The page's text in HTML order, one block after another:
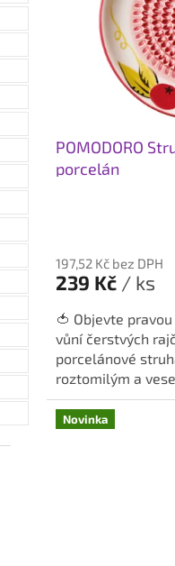
a
n
c
z
POMODORO
porcelán
produktu
je
z
5
hvězdiček.
197,52 Kč bez DPH
239 Kč / ks
🍅 Objevte
vůní čerstvých
porcelánové
roztomilým a
POMODORO od...
Novinka